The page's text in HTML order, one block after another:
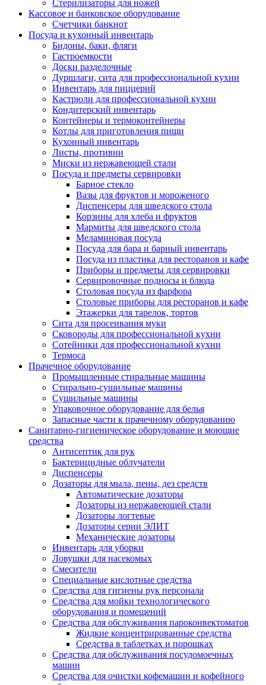
Стерилизаторы для ножей
Кассовое и банковское оборудование
Счетчики банкнот
Посуда и кухонный инвентарь
Бидоны, баки, фляги
Гастроемкости
Доски разделочные
Дуршлаги, сита для профессиональной кухни
Инвентарь для пиццерий
Кастрюли для профессиональной кухни
Кондитерский инвентарь
Контейнеры и термоконтейнеры
Котлы для приготовления пищи
Кухонный инвентарь
Листы, противни
Миски из нержавеющей стали
Посуда и предметы сервировки
Барное стекло
Вазы для фруктов и мороженого
Диспенсеры для шведского стола
Корзины для хлеба и фруктов
Мармиты для шведского стола
Меламиновая посуда
Посуда для бара и барный инвентарь
Посуда из пластика для ресторанов и кафе
Приборы и предметы для сервировки
Сервировочные подносы и блюда
Столовая посуда из фарфора
Столовые приборы для ресторанов и кафе
Этажерки для тарелок, тортов
Сита для просеивания муки
Сковороды для профессиональной кухни
Сотейники для профессиональной кухни
Термоса
Прачечное оборудование
Промышленные стиральные машины
Стирально-сушильные машины
Сушильные машины
Упаковочное оборудование для белья
Запасные части к прачечному оборудованию
Санитарно-гигиеническое оборудование и моющие
средства
Антисептик для рук
Бактерицидные облучатели
Диспенсеры
Дозаторы для мыла, пены, дез средств
Автоматические дозаторы
Дозаторы из нержавеющей стали
Дозаторы логтевые
Дозаторы серии ЭЛИТ
Механические дозаторы
Инвентарь для уборки
Ловушки для насекомых
Смесители
Специальные кислотные средства
Средства для гигиены рук персонала
Средства для мойки технологического
оборудования и помещений
Средства для обслуживания пароконвектоматов
Жидкие концентрированные средства
Средства в таблетках и порошках
Средства для обслуживания посудомоечных
машин
Средства для очистки кофемашин и кофейного